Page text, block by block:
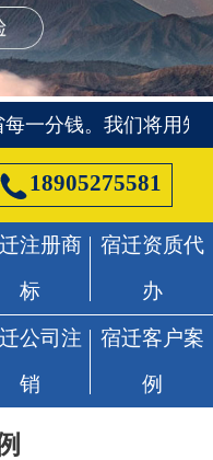
宿迁社保代办
宿迁公司变更
宿迁公司注销
宿迁客户案例
一分钱。 我们将用知
 18905275581
注册商
标
宿迁资质代
办
公司注
销
宿迁客户案
例